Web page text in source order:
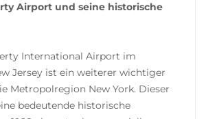
Airport und seine historische
International Airport im
Jersey ist ein weiterer wichtiger
Metropolregion New York. Dieser
bedeutende historische